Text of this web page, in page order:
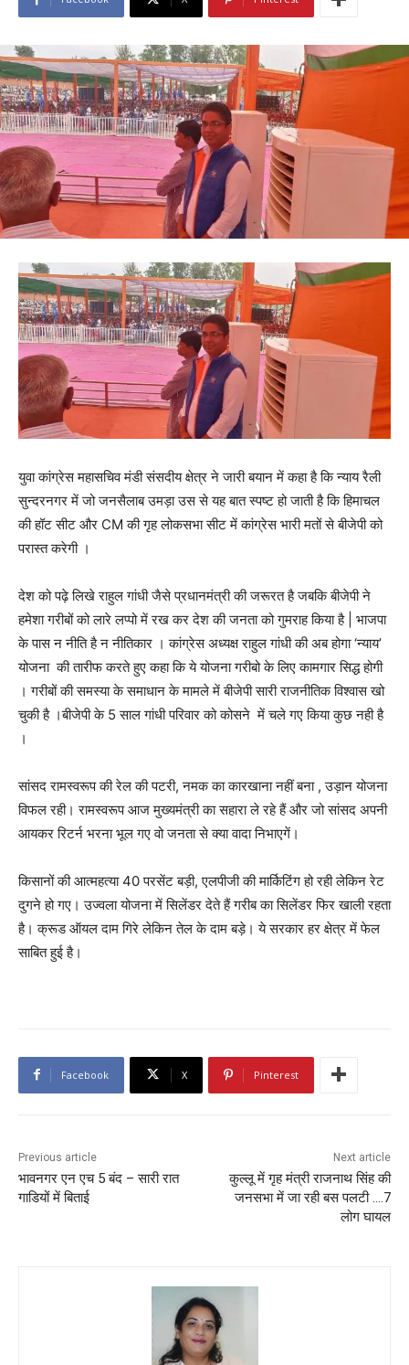
युवा कांग्रेस महासचिव मंडी संसदीय क्षेत्र ने जारी बयान में कहा है कि न्याय रैली
सुन्दरनगर में जो जनसैलाब उमड़ा उस से यह बात स्पष्ट हो जाती है कि हिमाचल
की हॉट सीट और CM की गृह लोकसभा सीट में कांग्रेस भारी मतों से बीजेपी को
परास्त करेगी ।
देश को पढ़े लिखे राहुल गांधी जैसे प्रधानमंत्री की जरूरत है जबकि बीजेपी ने
हमेशा गरीबों को लारे लप्पो में रख कर देश की जनता को गुमराह किया है | भाजपा
के पास न नीति है न नीतिकार । कांग्रेस अध्यक्ष राहुल गांधी की अब होगा ‘न्याय’
योजना की तारीफ करते हुए कहा कि ये योजना गरीबो के लिए कामगार सिद्ध होगी
। गरीबों की समस्या के समाधान के मामले में बीजेपी सारी राजनीतिक विश्वास खो
चुकी है ।बीजेपी के 5 साल गांधी परिवार को कोसने में चले गए किया कुछ नही है
।
सांसद रामस्वरूप की रेल की पटरी, नमक का कारखाना नहीं बना , उड़ान योजना
विफल रही। रामस्वरूप आज मुख्यमंत्री का सहारा ले रहे हैं और जो सांसद अपनी
आयकर रिटर्न भरना भूल गए वो जनता से क्या वादा निभाएगें।
किसानों की आत्महत्या 40 परसेंट बड़ी, एलपीजी की मार्किटिंग हो रही लेकिन रेट
दुगने हो गए। उज्वला योजना में सिलेंडर देते हैं गरीब का सिलेंडर फिर खाली रहता
है। क्रूड ऑयल दाम गिरे लेकिन तेल के दाम बड़े। ये सरकार हर क्षेत्र में फेल
साबित हुई है।
Facebook X Pinterest
Previous article
भावनगर एन एच 5 बंद – सारी रात
गाडियों में बिताई
Next article
कुल्लू में गृह मंत्री राजनाथ सिंह की
जनसभा में जा रही बस पलटी ….7
लोग घायल